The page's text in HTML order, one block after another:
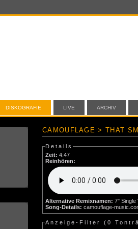
DISKOGRAFIE LIVE ARCHIV
CAMOUFLAGE > THAT
Details
Zeit: 4:47
Reinhören:
Alternative Remixnamen:
Song-Details: camouflage-
Anzeige-Filter (0